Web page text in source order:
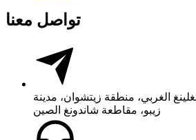
تواصل معنا
سونغلينغ الغربي، منطقة زيتشوان، مدينة
زيبو، مقاطعة شاندونغ الصين